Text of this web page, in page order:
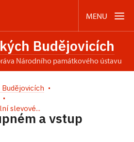
MENU
Budějovicích
Národního památkového ústavu
Budějovicích
slevové...
a vstup